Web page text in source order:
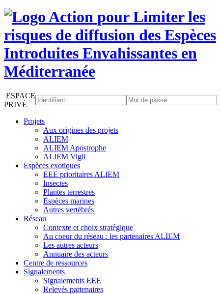
ESPACE
PRIVÉ
Projets
Aux origines des projets
ALIEM
ALIEM Apostrophe
ALIEM Vigil
Espèces exotiques
EEE prioritaires ALIEM
Insectes
Plantes terrestres
Espèces marines
Autres vertébrés
Réseau
Contexte et choix stratégique
Au coeur du réseau : les partenaires ALIEM
Les autres acteurs
Annuaire des acteurs
Centre de ressources
Signalements
Signalements EEE
Relevés partenaires